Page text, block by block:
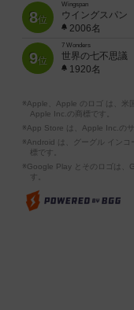
8位
Wingspan
ウイングスパン
2006名
9位
7 Wonders
世界の七不思議
1920名
※Apple、Apple のロゴ は、米
Apple Inc.の商標です。
※App Store は、Apple Inc.のサ
※Android は、グーグル インコ
標です。
※Google Play とそのロゴは、
す。